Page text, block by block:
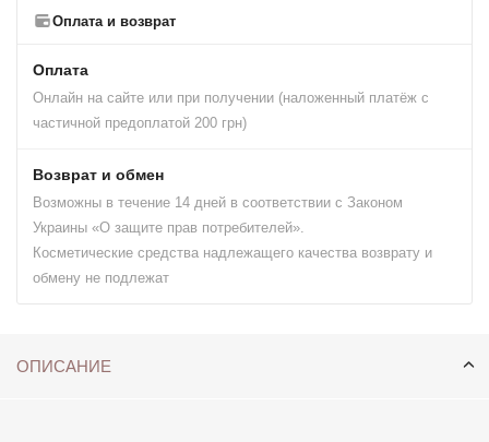
Оплата и возврат
Оплата
Онлайн на сайте или при получении (наложенный платёж с
частичной предоплатой 200 грн)
Возврат и обмен
Возможны в течение 14 дней в соответствии с Законом
Украины «О защите прав потребителей».
Косметические средства надлежащего качества возврату и
обмену не подлежат
ОПИСАНИЕ